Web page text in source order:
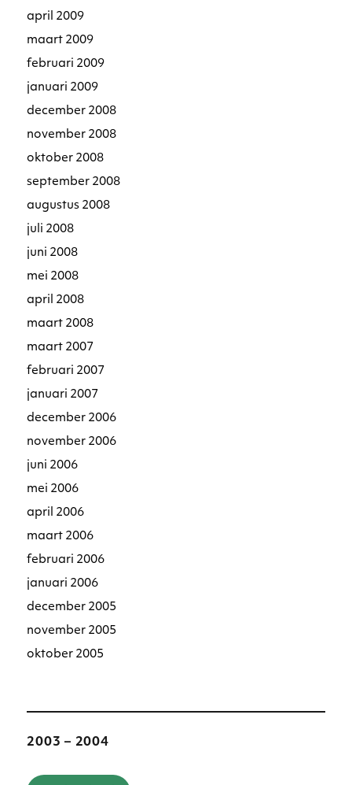
april 2009
maart 2009
februari 2009
januari 2009
december 2008
november 2008
oktober 2008
september 2008
augustus 2008
juli 2008
juni 2008
mei 2008
april 2008
maart 2008
maart 2007
februari 2007
januari 2007
december 2006
november 2006
juni 2006
mei 2006
april 2006
maart 2006
februari 2006
januari 2006
december 2005
november 2005
oktober 2005
2003 – 2004